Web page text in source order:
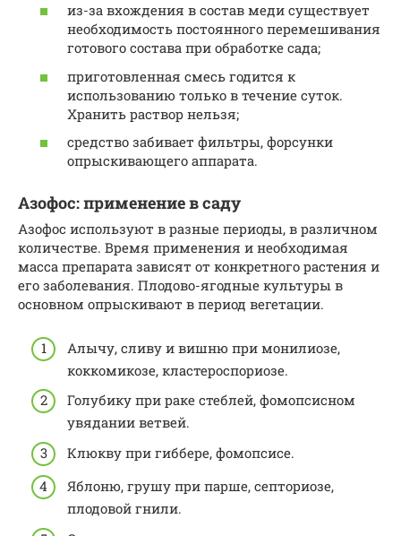
из-за вхождения в состав меди существует
необходимость постоянного перемешивания
готового состава при обработке сада;
приготовленная смесь годится к
использованию только в течение суток.
Хранить раствор нельзя;
средство забивает фильтры, форсунки
опрыскивающего аппарата.
Азофос: применение в саду
Азофос используют в разные периоды, в различном
количестве. Время применения и необходимая
масса препарата зависят от конкретного растения и
его заболевания. Плодово-ягодные культуры в
основном опрыскивают в период вегетации.
Алычу, сливу и вишню при монилиозе,
коккомикозе, кластероспориозе.
Голубику при раке стеблей, фомопсисном
увядании ветвей.
Клюкву при гиббере, фомопсисе.
Яблоню, грушу при парше, септориозе,
плодовой гнили.